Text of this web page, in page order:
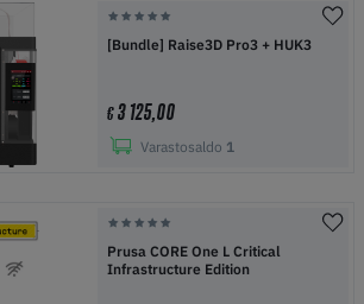
[Bundle] Raise3D Pro3 + HUK3
€3 125,00
Varastosaldo 1
Prusa CORE One L Critical
Infrastructure Edition